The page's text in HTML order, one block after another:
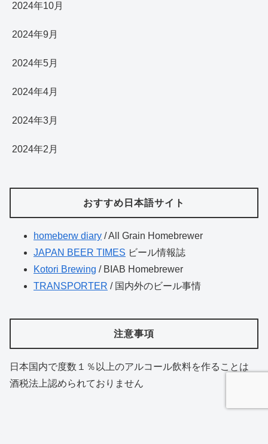
2024年10月
2024年9月
2024年5月
2024年4月
2024年3月
2024年2月
おすすめ日本語サイト
homeberw diary / All Grain Homebrewer
JAPAN BEER TIMES ビール情報誌
Kotori Brewing / BIAB Homebrewer
TRANSPORTER / 国内外のビール事情
注意事項
日本国内で度数１％以上のアルコール飲料を作ることは
酒税法上認められておりません